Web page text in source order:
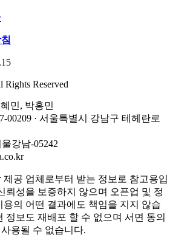
Reserved
민, 박홍민
00209 · 서울특별시 강남구 테헤란로
강남-05242
제공 업체로부터 받는 정보로 참고용입
뢰성을 보증하지 않으며 오픈업 및 정
용의 어떤 결과에도 책임을 지지 않습
정보도 재배포 할 수 없으며 서면 동의
용될 수 없습니다.